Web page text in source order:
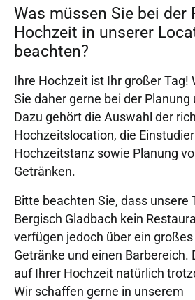
Was müssen Sie bei der
Hochzeit in unserer
beachten?
Ihre Hochzeit ist Ihr großer Tag!
Sie daher gerne bei der Planung
Dazu gehört die Auswahl der
Hochzeitslocation, die
Hochzeitstanz sowie Planung
Getränken.
Bitte beachten Sie, dass unsere
Bergisch Gladbach kein
verfügen jedoch über ein
Getränke und einen Barbereich.
auf Ihrer Hochzeit natürlich
Wir schaffen gerne in unserem